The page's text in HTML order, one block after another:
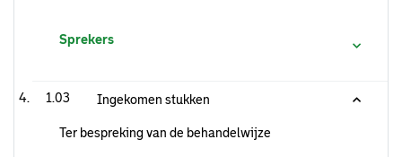
Sprekers
1.03 Ingekomen stukken
Ter bespreking van de behandelwijze